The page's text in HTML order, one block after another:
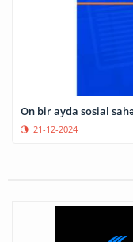
On bir ayda sosial
21-12-2024